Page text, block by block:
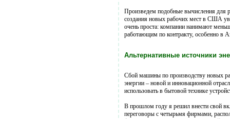
Произведем подобные вычисления для
создания новых рабочих мест в США
очень проста: компании нанимают
работающим по контракту, особенно в
Альтернативные источники
Сбой машины по производству новых
энергии – новой и инновационной
использовать в бытовой технике
В прошлом году я решил внести свой
переговоры с четырьмя фирмами,